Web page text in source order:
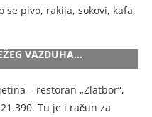
pivo, rakija, sokovi, kafa,
VAZDUHA…
– restoran „Zlatbor“,
Tu je i račun za